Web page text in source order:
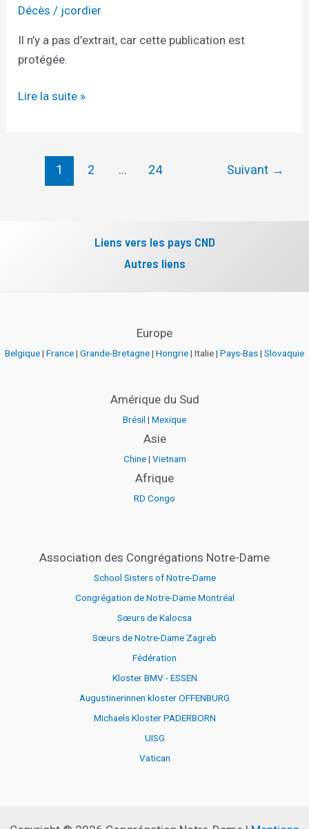
Décès / jcordier
Il n’y a pas d’extrait, car cette publication est
protégée.
CHARENTENAY
–
Lire la suite »
1 2 … 24 Suivant →
Liens vers les pays CND
Autres liens
Europe
Belgique| France| Grande-Bretagne| Hongrie| Italie | Pays-Bas| Slovaquie
Amérique du Sud
Brésil | Mexique
Asie
Chine| Vietnam
Afrique
RD Congo
Association des Congrégations Notre-Dame
School Sisters of Notre-Dame
Congrégation de Notre-Dame Montréal
Sœurs de Kalocsa
Sœurs de Notre-Dame Zagreb
Fédération
Kloster BMV - ESSEN
Augustinerinnen kloster OFFENBURG
Michaels Kloster PADERBORN
UISG
Vatican